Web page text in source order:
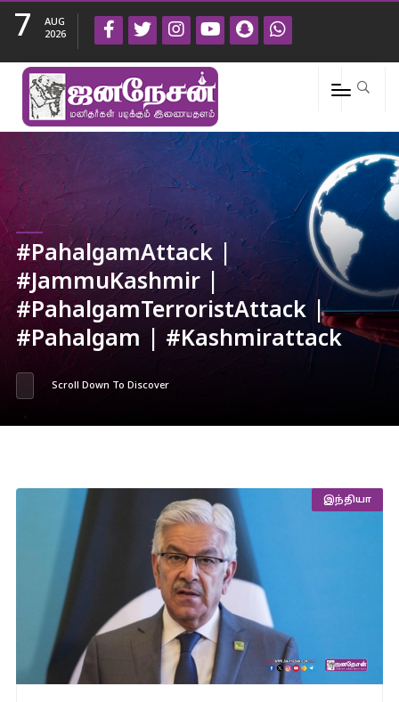
7
AUG
2026
#PahalgamAttack |
#JammuKashmir |
#PahalgamTerroristAttack |
#Pahalgam | #Kashmirattack
Scroll Down To Discover
இந்தியா